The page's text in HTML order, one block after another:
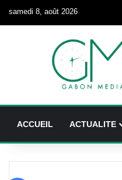
samedi 8, août 2026
ACCUEIL ACTUALITE